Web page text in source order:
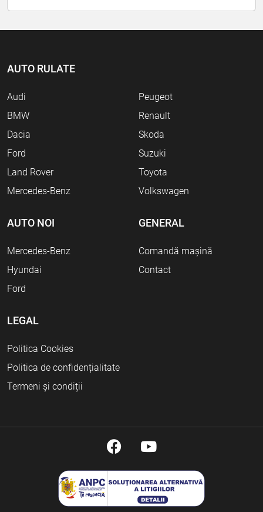
AUTO RULATE
Audi
BMW
Dacia
Ford
Land Rover
Mercedes-Benz
Peugeot
Renault
Skoda
Suzuki
Toyota
Volkswagen
AUTO NOI
Mercedes-Benz
Hyundai
Ford
GENERAL
Comandă mașină
Contact
LEGAL
Politica Cookies
Politica de confidențialitate
Termeni și condiții